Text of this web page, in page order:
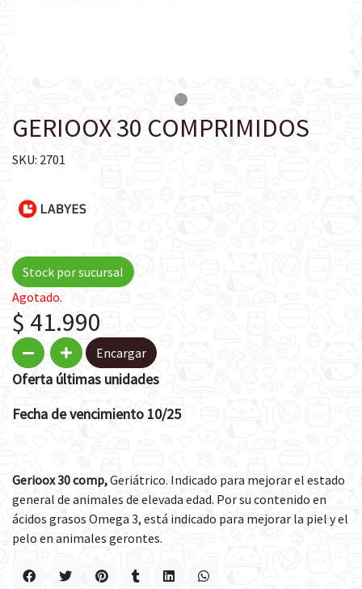
GERIOOX 30 COMPRIMIDOS
SKU: 2701
Stock por sucursal
Agotado.
$ 41.990
Encargar
Oferta últimas unidades
Fecha de vencimiento 10/25
Gerioox 30 comp,Geriátrico. Indicado para mejorar el estado
general de animales de elevada edad. Por su contenido en
ácidos grasos Omega 3, está indicado para mejorar la piel y el
pelo en animales gerontes.